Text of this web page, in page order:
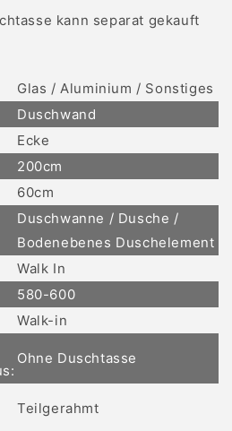
kann separat gekauft
Glas / Aluminium / Sonstiges
Duschwand
Ecke
200cm
60cm
Duschwanne / Dusche /
Bodenebenes Duschelement
Walk In
580-600
Walk-in
Ohne Duschtasse
Teilgerahmt